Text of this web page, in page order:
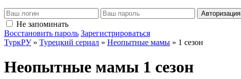
Авторизация
Не запоминать
Восстановить пароль Зарегистрироваться
ТуркРУ» Турецкий сериал » Неопытные мамы » 1 сезон
Неопытные мамы 1 сезон